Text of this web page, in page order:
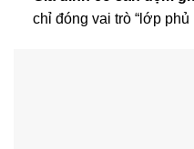
chỉ đóng vai trò “lớp phủ